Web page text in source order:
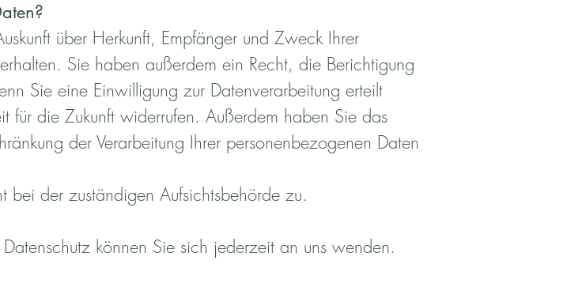
über Herkunft, Empfänger und Zweck Ihrer
Sie haben außerdem ein Recht, die Berichtigung
Sie eine Einwilligung zur Datenverarbeitung erteilt
für die Zukunft widerrufen. Außerdem haben Sie das
der Verarbeitung Ihrer personenbezogenen Daten
bei der zuständigen Aufsichtsbehörde zu.
können Sie sich jederzeit an uns wenden.